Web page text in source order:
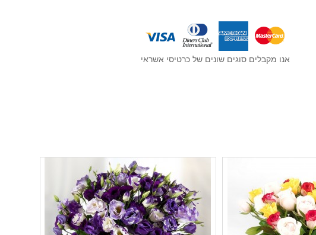
אנו מקבלים סוגים שונים של כרטיסי אשראי